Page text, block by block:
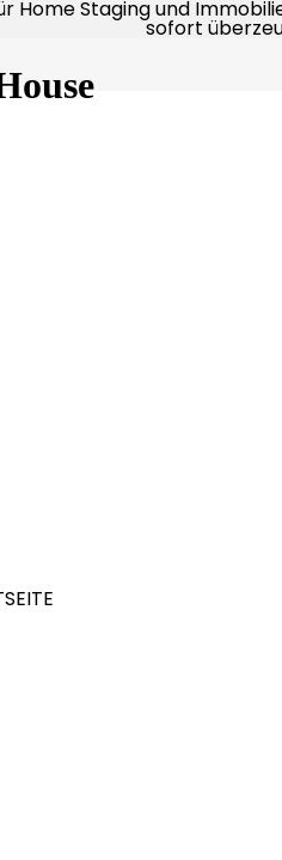
Home Staging und
sofort